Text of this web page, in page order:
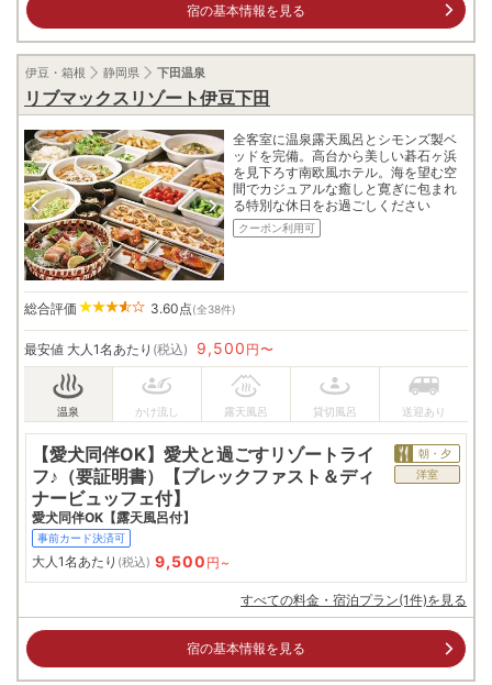
宿の基本情報を見る
伊豆・箱根 静岡県 下田温泉
リブマックスリゾート伊豆下田
全客室に温泉露天風呂とシモンズ製ベ
ッドを完備。高台から美しい碁石ヶ浜
を見下ろす南欧風ホテル。海を望む空
間でカジュアルな癒しと寛ぎに包まれ
る特別な休日をお過ごしください
クーポン利用可
総合評価 3.60 点(全38件)
最安値 大人1名あたり (税込) 9,500 円〜
【愛犬同伴OK】愛犬と過ごすリゾートライ
フ♪（要証明書）【ブレックファスト＆ディ
ナービュッフェ付】
愛犬同伴OK【露天風呂付】
事前カード決済可
朝・夕
洋室
大人1名あたり (税込) 9,500 円~
すべての料金・宿泊プラン(1件)を見る
宿の基本情報を見る